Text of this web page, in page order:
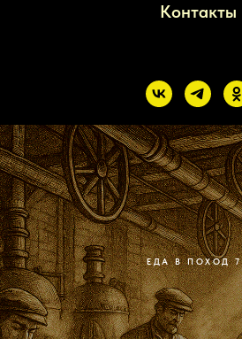
Контакты
ЕДА В ПОХОД